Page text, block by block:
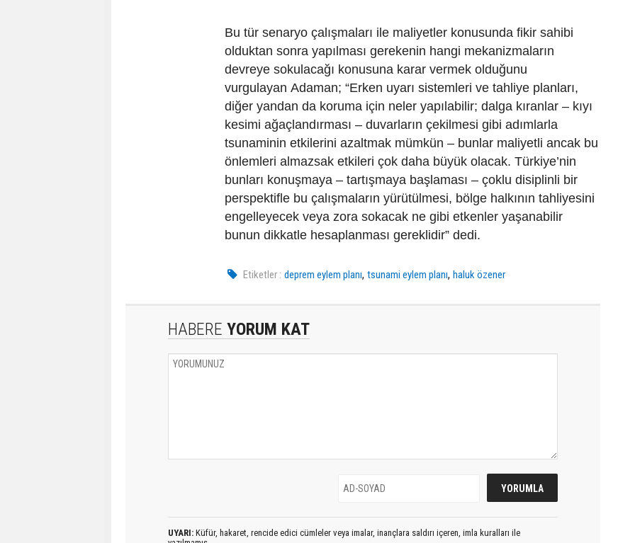
Bu tür senaryo çalışmaları ile maliyetler konusunda fikir sahibi
olduktan sonra yapılması gerekenin hangi mekanizmaların
devreye sokulacağı konusuna karar vermek olduğunu
vurgulayan Adaman; “Erken uyarı sistemleri ve tahliye planları,
diğer yandan da koruma için neler yapılabilir; dalga kıranlar – kıyı
kesimi ağaçlandırması – duvarların çekilmesi gibi adımlarla
tsunaminin etkilerini azaltmak mümkün – bunlar maliyetli ancak bu
önlemleri almazsak etkileri çok daha büyük olacak. Türkiye’nin
bunları konuşmaya – tartışmaya başlaması – çoklu disiplinli bir
perspektifle bu çalışmaların yürütülmesi, bölge halkının tahliyesini
engelleyecek veya zora sokacak ne gibi etkenler yaşanabilir
bunun dikkatle hesaplanması gereklidir” dedi.
Etiketler : deprem eylem planı,tsunami eylem planı,haluk özener
HABERE YORUM KAT
UYARI: Küfür, hakaret, rencide edici cümleler veya imalar, inançlara saldırı içeren, imla kuralları ile